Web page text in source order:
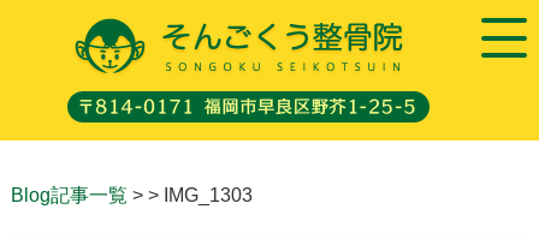
Blog記事一覧 > > IMG_1303